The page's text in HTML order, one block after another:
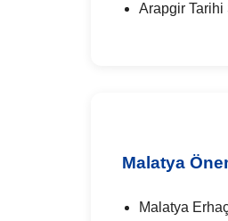
Arapgir Tarihi
Malatya
Malatya